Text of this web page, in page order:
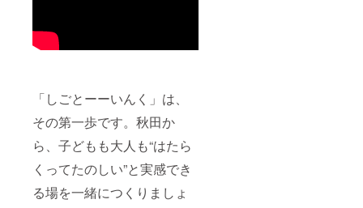
「しごとーーいんく」は、
その第一歩です。秋田か
ら、子どもも大人も“はたら
くってたのしい”と実感でき
る場を一緒につくりましょ